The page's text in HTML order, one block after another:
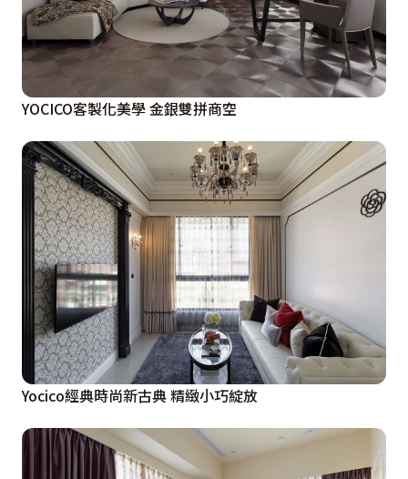
YOCICO客製化美學 金銀雙拼商空
Yocico經典時尚新古典 精緻小巧綻放